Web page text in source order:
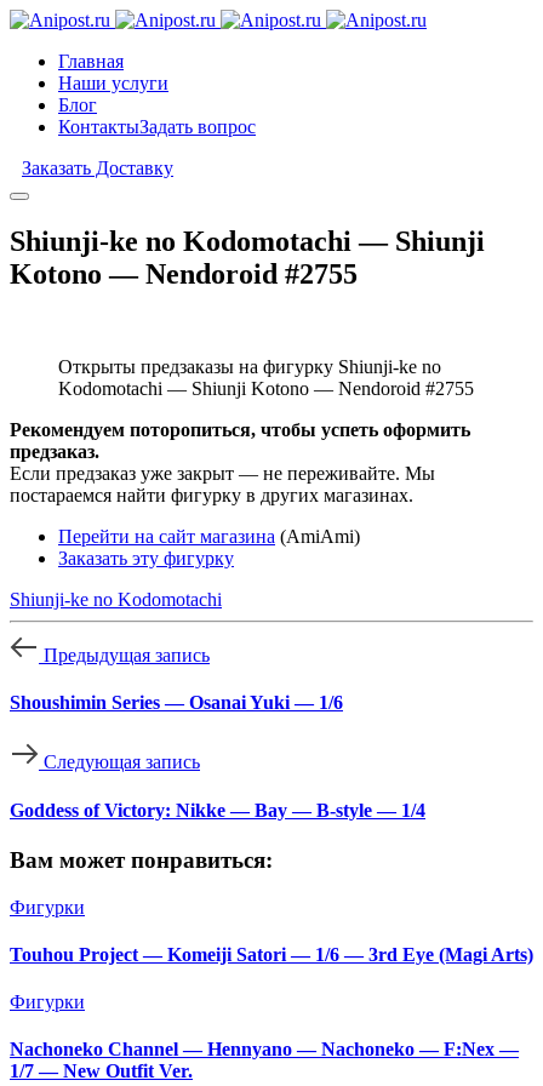
Главная
Наши услуги
Блог
КонтактыЗадать вопрос
Заказать Доставку
Shiunji-ke no Kodomotachi — Shiunji
Kotono — Nendoroid #2755
Открыты предзаказы на фигурку Shiunji-ke no
Kodomotachi — Shiunji Kotono — Nendoroid #2755
Рекомендуем поторопиться, чтобы успеть оформить
предзаказ.
Если предзаказ уже закрыт — не переживайте. Мы
постараемся найти фигурку в других магазинах.
Перейти на сайт магазина (AmiAmi)
Заказать эту фигурку
Shiunji-ke no Kodomotachi
Предыдущая запись
Shoushimin Series — Osanai Yuki — 1/6
Следующая запись
Goddess of Victory: Nikke — Bay — B-style — 1/4
Вам может понравиться:
Фигурки
Touhou Project — Komeiji Satori — 1/6 — 3rd Eye (Magi Arts)
Фигурки
Nachoneko Channel — Hennyano — Nachoneko — F:Nex —
1/7 — New Outfit Ver.